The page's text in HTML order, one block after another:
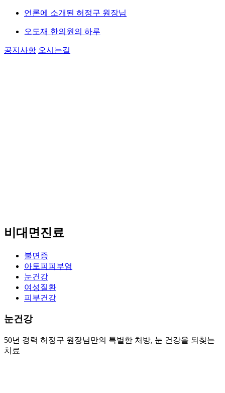
언론에 소개된 허정구 원장님
오도재 한의원의 하루
공지사항 오시는길
비대면진료
불면증
아토피피부염
눈건강
여성질환
피부건강
눈건강
50년 경력 허정구 원장님만의 특별한 처방, 눈 건강을 되찾는
치료